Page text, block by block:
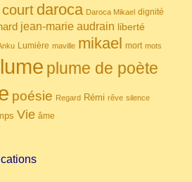
court daroca Daroca Mikael dignité
jean-marie audrain liberté
Lumière maville mikael mort mots
plume de poète
poésie Regard Rémi rêve silence
Vie âme